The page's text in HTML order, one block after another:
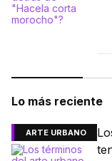
Lo más reciente
ARTE URBANO